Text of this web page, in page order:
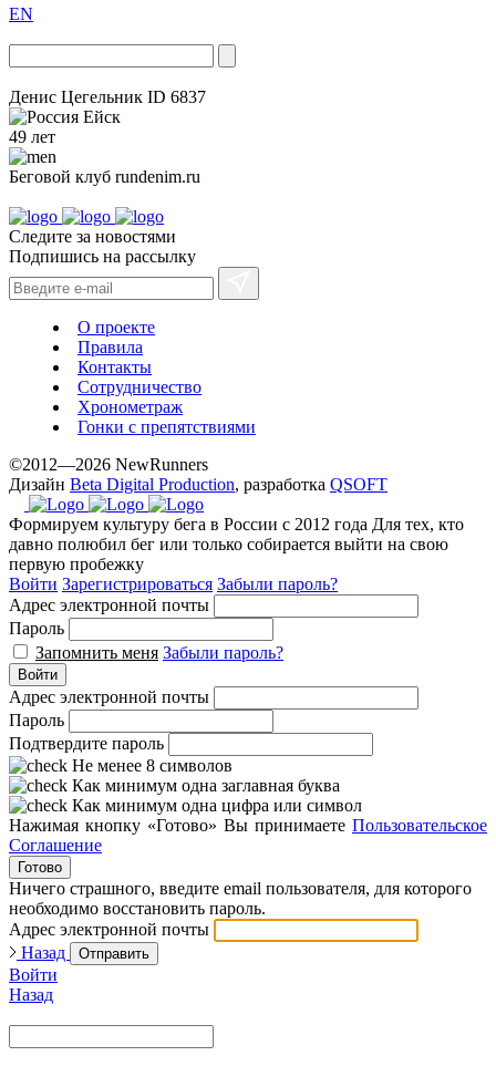
EN
Денис Цегельник ID 6837
Ейск
49 лет
Беговой клуб rundenim.ru
Следите за новостями
Подпишись на рассылку
О проекте
Правила
Контакты
Сотрудничество
Хронометраж
Гонки с препятствиями
©2012—2026 NewRunners
Дизайн Beta Digital Production, разработка QSOFT
Формируем культуру бега в России с 2012 года Для тех, кто
давно полюбил бег или только собирается выйти на свою
первую пробежку
Войти Зарегистрироваться Забыли пароль?
Адрес электронной почты
Пароль
Запомнить меня Забыли пароль?
Войти
Адрес электронной почты
Пароль
Подтвердите пароль
Не менее 8 символов
Как минимум одна заглавная буква
Как минимум одна цифра или символ
Нажимая кнопку «Готово» Вы принимаете Пользовательское
Соглашение
Готово
Ничего страшного, введите email пользователя, для которого
необходимо восстановить пароль.
Адрес электронной почты
Назад
Отправить
Войти
Назад